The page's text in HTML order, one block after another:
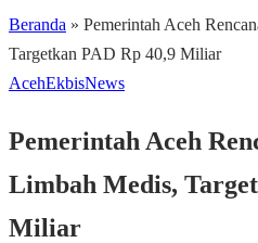
Beranda » Pemerintah Aceh
Targetkan PAD Rp 40,9 Miliar
AcehEkbisNews
Pemerintah Aceh
Limbah Medis,
Miliar